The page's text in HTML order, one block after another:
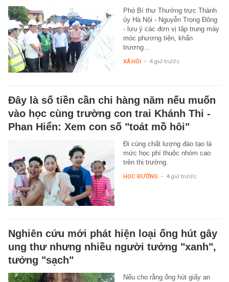
Phó Bí thư Thường trực Thành
ủy Hà Nội - Nguyễn Trọng Đông
- lưu ý các đơn vị tập trung máy
móc phương tiện, khẩn
trương…
XÃ HỘI - 4 giờ trước
Đây là số tiền cần chi hàng năm nếu muốn
vào học cùng trường con trai Khánh Thi -
Phan Hiển: Xem con số "toát mồ hôi"
Đi cùng chất lượng đào tạo là
mức học phí thuộc nhóm cao
trên thị trường.
HỌC ĐƯỜNG - 4 giờ trước
Nghiên cứu mới phát hiện loại ống hút gây
ung thư nhưng nhiều người tưởng "xanh",
tưởng "sạch"
Nếu cho rằng ống hút giấy an